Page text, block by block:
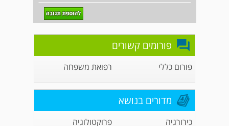
פורומים קשורים
פורום כללי רפואת משפחה
מדורים בנושא
כירורגיה
פרוקטולוגיה